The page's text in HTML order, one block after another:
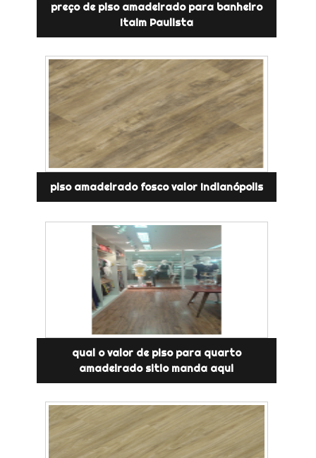
preço de piso amadeirado para banheiro
Itaim Paulista
piso amadeirado fosco valor Indianópolis
qual o valor de piso para quarto
amadeirado sitio manda aqui